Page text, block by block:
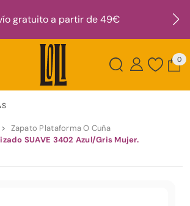
gratuito a partir de 49€
0
Zapato Plataforma O Cuña
SUAVE 3402 Azul/Gris Mujer.